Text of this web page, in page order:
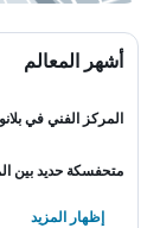
أشهر المعالم
المركز الفني في بلانو
متحفسكة حديد بين
إظهار المزيد